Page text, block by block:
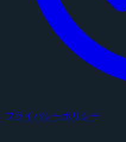
プライバシーポリシー